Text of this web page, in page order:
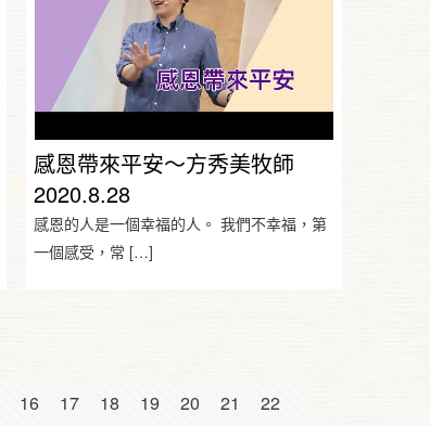
感恩帶來平安～方秀美牧師
2020.8.28
感恩的人是一個幸福的人。 我們不幸福，第
一個感受，常 […]
16 17 18 19 20 21
22